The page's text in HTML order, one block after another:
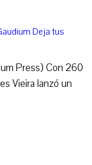
Deja tus
Press) Con 260
Vieira lanzó un